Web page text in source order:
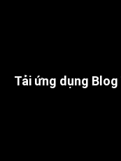
Tải ứng dụng Blog